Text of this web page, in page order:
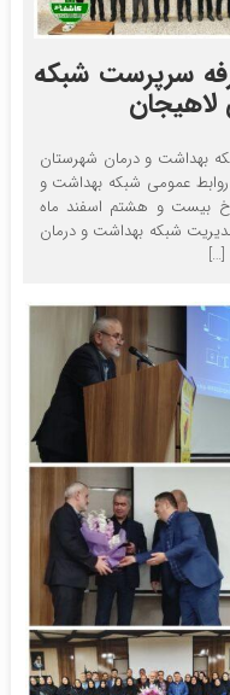
سرپرست شبکه
بهداشت و درمان شهرستان
عمومی شبکه بهداشت و
بیست و هشتم اسفند ماه
شبکه بهداشت و درمان